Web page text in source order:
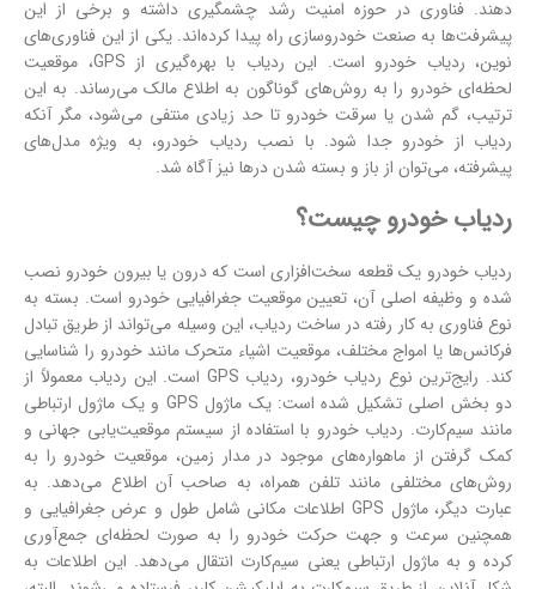
دهند. فناوری در حوزه امنیت رشد چشمگیری داشته و برخی از این
پیشرفت‌ها به صنعت خودروسازی راه پیدا کرده‌اند. یکی از این فناوری‌های
نوین، ردیاب خودرو است. این ردیاب با بهره‌گیری از GPS، موقعیت
لحظه‌ای خودرو را به روش‌های گوناگون به اطلاع مالک می‌رساند. به این
ترتیب، گم شدن یا سرقت خودرو تا حد زیادی منتفی می‌شود، مگر آنکه
ردیاب از خودرو جدا شود. با نصب ردیاب خودرو، به ویژه مدل‌های
پیشرفته، می‌توان از باز و بسته شدن درها نیز آگاه شد.
ردیاب خودرو چیست؟
ردیاب خودرو یک قطعه سخت‌افزاری است که درون یا بیرون خودرو نصب
شده و وظیفه اصلی آن، تعیین موقعیت جغرافیایی خودرو است. بسته به
نوع فناوری به کار رفته در ساخت ردیاب، این وسیله می‌تواند از طریق تبادل
فرکانس‌ها یا امواج مختلف، موقعیت اشیاء متحرک مانند خودرو را شناسایی
کند. رایج‌ترین نوع ردیاب خودرو، ردیاب GPS است. این ردیاب معمولاً از
دو بخش اصلی تشکیل شده است: یک ماژول GPS و یک ماژول ارتباطی
مانند سیم‌کارت. ردیاب خودرو با استفاده از سیستم موقعیت‌یابی جهانی و
کمک گرفتن از ماهواره‌های موجود در مدار زمین، موقعیت خودرو را به
روش‌های مختلفی مانند تلفن همراه، به صاحب آن اطلاع می‌دهد. به
عبارت دیگر، ماژول GPS اطلاعات مکانی شامل طول و عرض جغرافیایی و
همچنین سرعت و جهت حرکت خودرو را به صورت لحظه‌ای جمع‌آوری
کرده و به ماژول ارتباطی یعنی سیم‌کارت انتقال می‌دهد. این اطلاعات به